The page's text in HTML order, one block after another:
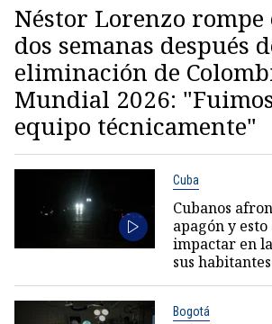
Néstor Lorenzo
dos semanas después
eliminación de
Mundial 2026:
equipo técnicamente"
Cuba
Cubanos
apagón y
impactar en
sus habitantes
Bogotá